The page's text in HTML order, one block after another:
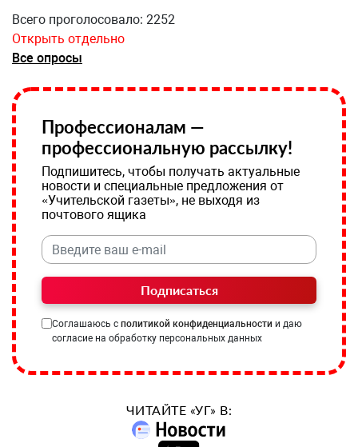
Всего проголосовало: 2252
Открыть отдельно
Все опросы
Профессионалам —
профессиональную рассылку!
Подпишитесь, чтобы получать актуальные
новости и специальные предложения от
«Учительской газеты», не выходя из
почтового ящика
Подписаться
Соглашаюсь с политикой конфиденциальности и даю
согласие на обработку персональных данных
ЧИТАЙТЕ «УГ» В: